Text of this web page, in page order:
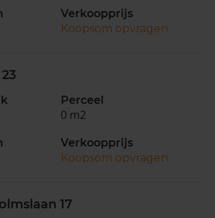
Verkoopprijs
Koopsom opvragen
Perceel
0 m2
Verkoopprijs
Koopsom opvragen
17